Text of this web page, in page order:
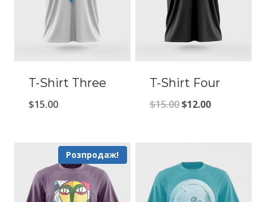
T-Shirt Three
$15.00
T-Shirt Four
$15.00Оригінальна
$12.00Поточна
Розпродаж!